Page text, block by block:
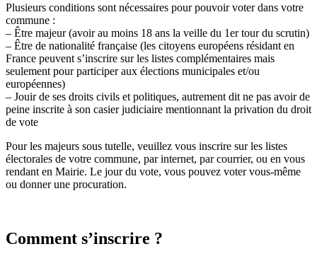
Plusieurs conditions sont nécessaires pour pouvoir voter dans votre
commune :
– Être majeur (avoir au moins 18 ans la veille du 1er tour du scrutin)
– Être de nationalité française (les citoyens européens résidant en
France peuvent s’inscrire sur les listes complémentaires mais
seulement pour participer aux élections municipales et/ou
européennes)
– Jouir de ses droits civils et politiques, autrement dit ne pas avoir de
peine inscrite à son casier judiciaire mentionnant la privation du droit
de vote
Pour les majeurs sous tutelle, veuillez vous inscrire sur les listes
électorales de votre commune, par internet, par courrier, ou en vous
rendant en Mairie. Le jour du vote, vous pouvez voter vous-même
ou donner une procuration.
Comment s’inscrire ?